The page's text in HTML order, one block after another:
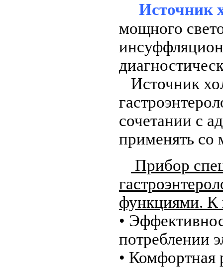
Источник
мощного
Источник
сочетании с
применять со
Прибор
функциями. К
•
потреблении
• Комфортная